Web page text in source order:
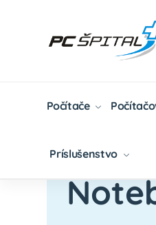
Počítače
Príslušenstvo